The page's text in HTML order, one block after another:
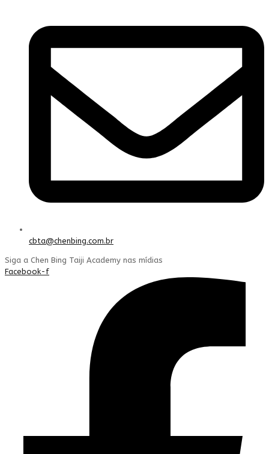
cbta@chenbing.com.br
Siga a Chen Bing Taiji Academy nas mídias
Facebook-f